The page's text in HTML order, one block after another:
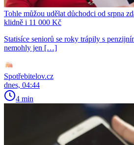
Tohle můžou udělat důchodci od srpna
klidně i 11 000 Kč
Statisíce seniorů se roky trápily s
nemohly jen […]
Spotřebitelov.cz
dnes, 04:44
4 min